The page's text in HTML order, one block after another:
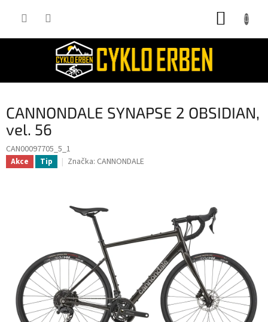
CANNONDALE SYNAPSE 2 OBSIDIAN,
vel. 56
CAN00097705_5_1
Akce Tip Značka: CANNONDALE